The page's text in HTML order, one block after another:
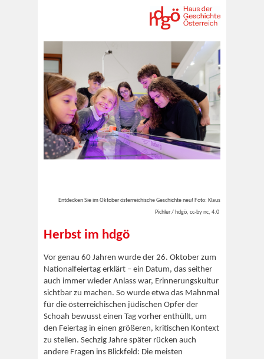
Entdecken Sie im Oktober österreichische Geschichte neu! Foto: Klaus
Pichler / hdgö, cc-by nc, 4.0
Herbst im hdgö
Vor genau 60 Jahren wurde der 26. Oktober zum
Nationalfeiertag erklärt – ein Datum, das seither
auch immer wieder Anlass war, Erinnerungskultur
sichtbar zu machen. So wurde etwa das Mahnmal
für die österreichischen jüdischen Opfer der
Schoah bewusst einen Tag vorher enthüllt, um
den Feiertag in einen größeren, kritischen Kontext
zu stellen. Sechzig Jahre später rücken auch
andere Fragen ins Blickfeld: Die meisten